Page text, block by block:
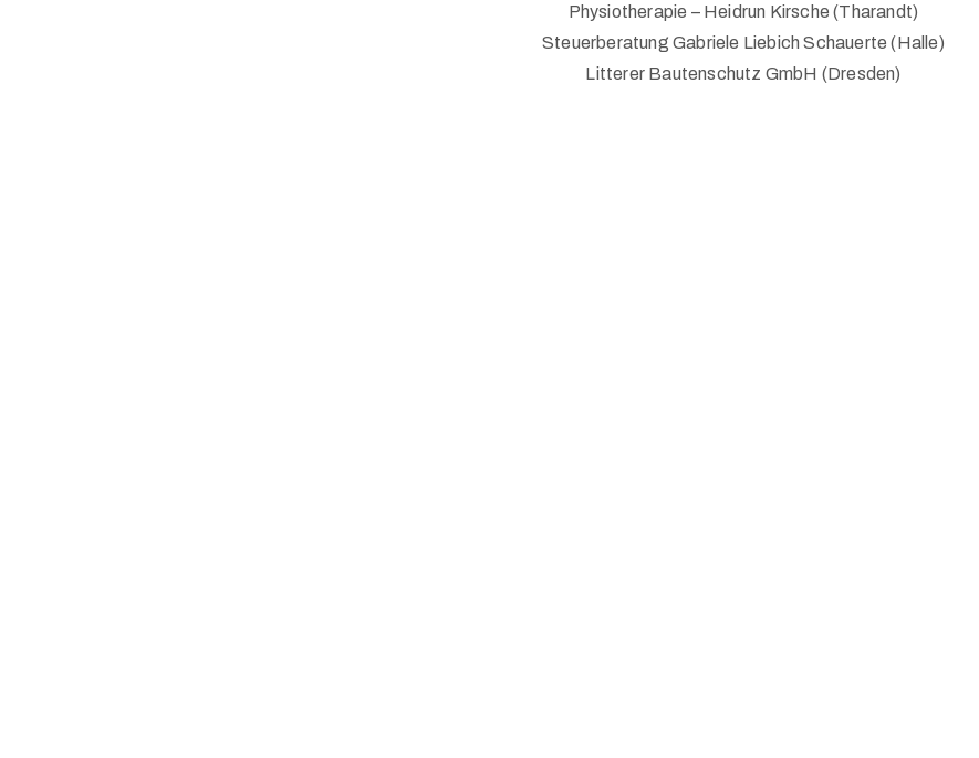
Physiotherapie – Heidrun Kirsche (Tharandt)
Steuerberatung Gabriele Liebich Schauerte (Halle)
Litterer Bautenschutz GmbH (Dresden)